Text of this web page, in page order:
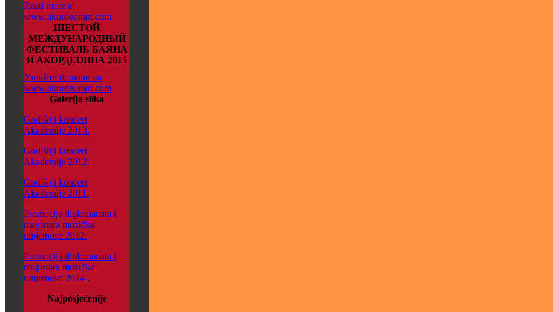
Read more at
www.akordeonart.com
ШЕСТОЙ
МЕЖДУНАРОДНЫЙ
ФЕСТИВАЛЬ БАЯНА
И АКОРДЕОННА 2015
Узнайте больше на
www.akordeonart.com
Galerija slika
Godišnji koncert
Akademije 2013.
Godišnji koncert
Akademije 2012.
Godišnji koncert
Akademije 2011.
Promocije diplomanata i
magistara muzičke
umjetnosti 2012.
Promocija diplomanata i
magistara muzičke
umjetnosti 2014 .
Najposjećenije